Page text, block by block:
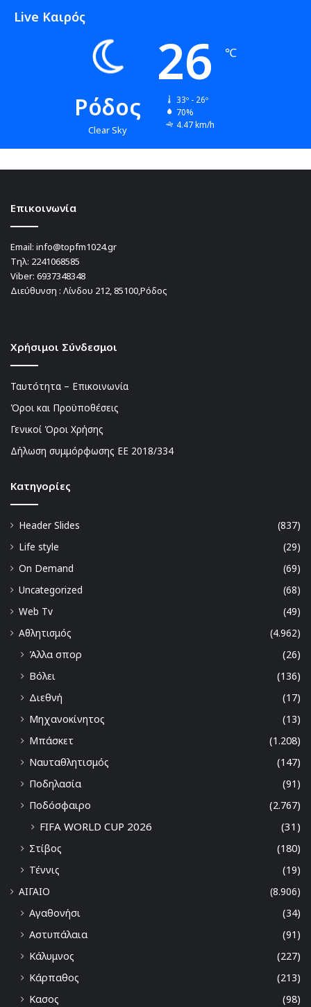
Live Καιρός
Ρόδος
Clear Sky
26 ℃
33º - 26º
70%
4.47 km/h
Επικοινωνία
Email: info@topfm1024.gr
Τηλ: 2241068585
Viber: 6937348348
Διεύθυνση : Λίνδου 212, 85100,Ρόδος
Χρήσιμοι Σύνδεσμοι
Ταυτότητα – Επικοινωνία
Όροι και Προϋποθέσεις
Γενικοί Όροι Χρήσης
Δήλωση συμμόρφωσης ΕΕ 2018/334
Kατηγορίες
Header Slides
(837)
Life style
(29)
On Demand
(69)
Uncategorized
(68)
Web Tv
(49)
Αθλητισμός
(4.962)
Άλλα σπορ
(26)
Βόλει
(136)
Διεθνή
(17)
Μηχανοκίνητος
(13)
Μπάσκετ
(1.208)
Ναυταθλητισμός
(147)
Ποδηλασία
(91)
Ποδόσφαιρο
(2.767)
FIFA WORLD CUP 2026 (31)
Στίβος
(180)
Τέννις
(19)
ΑΙΓΑΙΟ
(8.906)
Αγαθονήσι
(34)
Αστυπάλαια
(91)
Κάλυμνος
(227)
Κάρπαθος
(213)
Κασος
(98)